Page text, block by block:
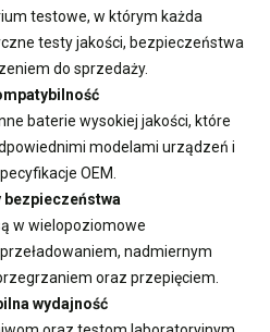
testowe, w którym każda
testy jakości, bezpieczeństwa
do sprzedaży.
baterie wysokiej jakości, które
modelami urządzeń i
OEM.
bezpieczeństwa
w wielopoziomowe
nadmiernym
oraz przepięciem.
wydajność